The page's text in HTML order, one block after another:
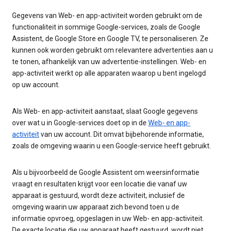
Gegevens van Web- en app-activiteit worden gebruikt om de
functionaliteit in sommige Google-services, zoals de Google
Assistent, de Google Store en Google TV, te personaliseren. Ze
kunnen ook worden gebruikt om relevantere advertenties aan u
te tonen, afhankelijk van uw advertentie-instellingen. Web- en
app-activiteit werkt op alle apparaten waarop u bent ingelogd
op uw account.
Als Web- en app-activiteit aanstaat, slaat Google gegevens
over wat u in Google-services doet op in de Web- en app-
activiteitvan uw account. Dit omvat bijbehorende informatie,
zoals de omgeving waarin u een Google-service heeft gebruikt.
Als u bijvoorbeeld de Google Assistent om weersinformatie
vraagt en resultaten krijgt voor een locatie die vanaf uw
apparaat is gestuurd, wordt deze activiteit, inclusief de
omgeving waarin uw apparaat zich bevond toen u de
informatie opvroeg, opgeslagen in uw Web- en app-activiteit.